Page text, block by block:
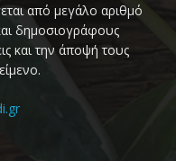
από μεγάλο αριθμό
δημοσιογράφους
και την άποψή τους